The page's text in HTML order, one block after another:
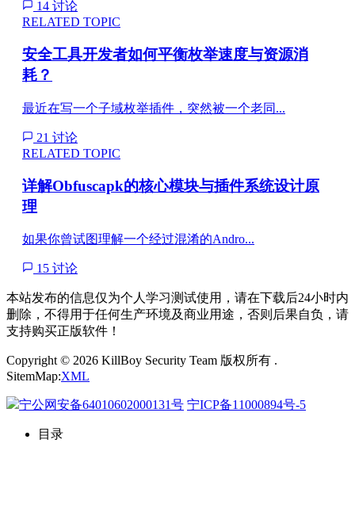
14 讨论
RELATED TOPIC
安全工具开发者如何平衡枚举速度与资源消
耗？
最近在写一个子域枚举插件，突然被一个老同...
21 讨论
RELATED TOPIC
详解Obfuscapk的核心模块与插件系统设计原
理
如果你曾试图理解一个经过混淆的Andro...
15 讨论
本站发布的信息仅为个人学习测试使用，请在下载后24小时内
删除，不得用于任何生产环境及商业用途，否则后果自负，请
支持购买正版软件！
Copyright © 2026 KillBoy Security Team 版权所有 .
SitemMap:XML
宁公网安备64010602000131号 宁ICP备11000894号-5
目录